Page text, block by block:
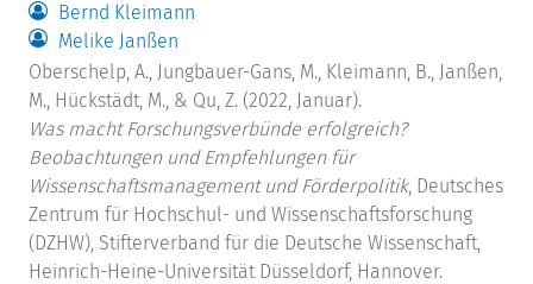
Bernd Kleimann
Melike Janßen
Oberschelp, A., Jungbauer-Gans, M., Kleimann, B., Janßen,
M., Hückstädt, M., & Qu, Z. (2022, Januar).
Was macht Forschungsverbünde erfolgreich?
Beobachtungen und Empfehlungen für
Wissenschaftsmanagement und Förderpolitik, Deutsches
Zentrum für Hochschul- und Wissenschaftsforschung
(DZHW), Stifterverband für die Deutsche Wissenschaft,
Heinrich-Heine-Universität Düsseldorf, Hannover.